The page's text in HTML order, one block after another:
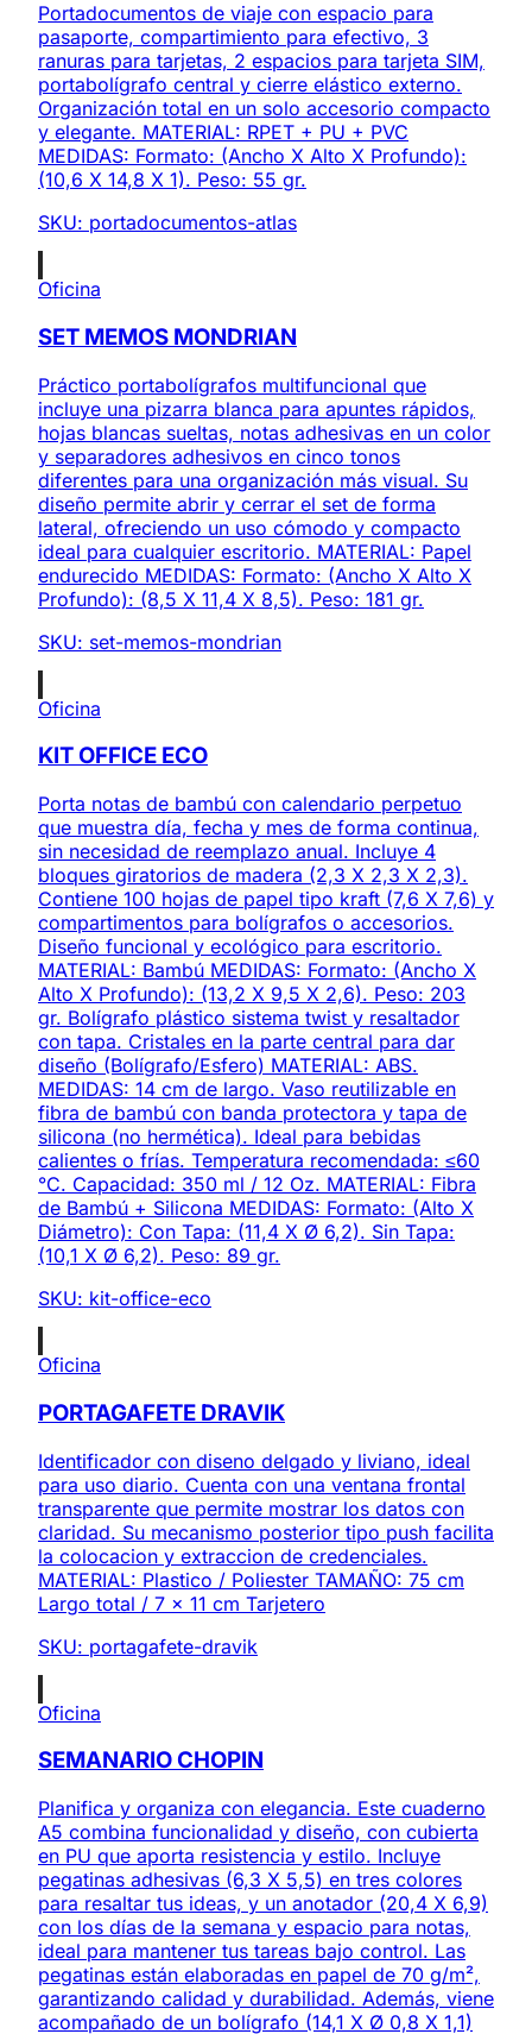
Portadocumentos de viaje con espacio para
pasaporte, compartimiento para efectivo, 3
ranuras para tarjetas, 2 espacios para tarjeta SIM,
portabolígrafo central y cierre elástico externo.
Organización total en un solo accesorio compacto
y elegante. MATERIAL: RPET + PU + PVC
MEDIDAS: Formato: (Ancho X Alto X Profundo):
(10,6 X 14,8 X 1). Peso: 55 gr.
SKU: portadocumentos-atlas
Oficina
SET MEMOS MONDRIAN
Práctico portabolígrafos multifuncional que
incluye una pizarra blanca para apuntes rápidos,
hojas blancas sueltas, notas adhesivas en un color
y separadores adhesivos en cinco tonos
diferentes para una organización más visual. Su
diseño permite abrir y cerrar el set de forma
lateral, ofreciendo un uso cómodo y compacto
ideal para cualquier escritorio. MATERIAL: Papel
endurecido MEDIDAS: Formato: (Ancho X Alto X
Profundo): (8,5 X 11,4 X 8,5). Peso: 181 gr.
SKU: set-memos-mondrian
Oficina
KIT OFFICE ECO
Porta notas de bambú con calendario perpetuo
que muestra día, fecha y mes de forma continua,
sin necesidad de reemplazo anual. Incluye 4
bloques giratorios de madera (2,3 X 2,3 X 2,3).
Contiene 100 hojas de papel tipo kraft (7,6 X 7,6) y
compartimentos para bolígrafos o accesorios.
Diseño funcional y ecológico para escritorio.
MATERIAL: Bambú MEDIDAS: Formato: (Ancho X
Alto X Profundo): (13,2 X 9,5 X 2,6). Peso: 203
gr. Bolígrafo plástico sistema twist y resaltador
con tapa. Cristales en la parte central para dar
diseño (Bolígrafo/Esfero) MATERIAL: ABS.
MEDIDAS: 14 cm de largo. Vaso reutilizable en
fibra de bambú con banda protectora y tapa de
silicona (no hermética). Ideal para bebidas
calientes o frías. Temperatura recomendada: ≤60
°C. Capacidad: 350 ml / 12 Oz. MATERIAL: Fibra
de Bambú + Silicona MEDIDAS: Formato: (Alto X
Diámetro): Con Tapa: (11,4 X Ø 6,2). Sin Tapa:
(10,1 X Ø 6,2). Peso: 89 gr.
SKU: kit-office-eco
Oficina
PORTAGAFETE DRAVIK
Identificador con diseno delgado y liviano, ideal
para uso diario. Cuenta con una ventana frontal
transparente que permite mostrar los datos con
claridad. Su mecanismo posterior tipo push facilita
la colocacion y extraccion de credenciales.
MATERIAL: Plastico / Poliester TAMAÑO: 75 cm
Largo total / 7 x 11 cm Tarjetero
SKU: portagafete-dravik
Oficina
SEMANARIO CHOPIN
Planifica y organiza con elegancia. Este cuaderno
A5 combina funcionalidad y diseño, con cubierta
en PU que aporta resistencia y estilo. Incluye
pegatinas adhesivas (6,3 X 5,5) en tres colores
para resaltar tus ideas, y un anotador (20,4 X 6,9)
con los días de la semana y espacio para notas,
ideal para mantener tus tareas bajo control. Las
pegatinas están elaboradas en papel de 70 g/m²,
garantizando calidad y durabilidad. Además, viene
acompañado de un bolígrafo (14,1 X Ø 0,8 X 1,1)